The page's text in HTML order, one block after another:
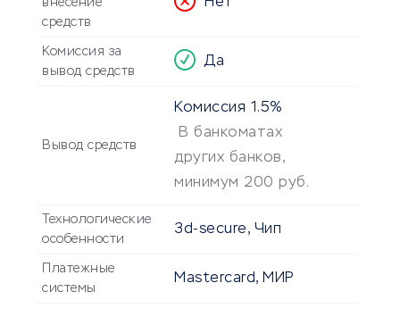
внесение
средств
Нет
Комиссия за
вывод средств
Да
Вывод средств
Комиссия 1.5%
В банкоматах
других банков,
минимум 200 руб.
Технологические
особенности
3d-secure, Чип
Платежные
системы
Mastercard, МИР